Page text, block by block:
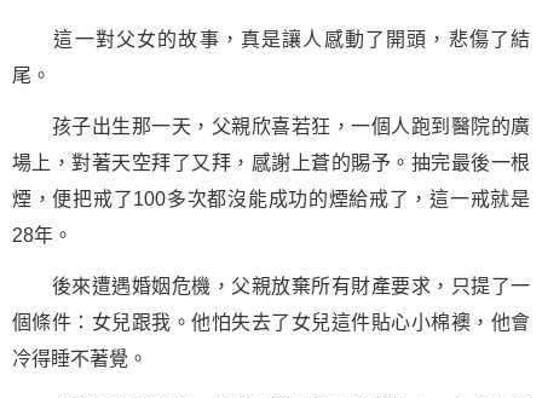
這一對父女的故事，真是讓人感動了開頭， 悲傷了結
尾。
孩子出生那一天，父親欣喜若狂，一個人跑到醫院的廣
場上，對著天空拜了又拜，感謝上蒼的賜予。抽完最後一根
煙，便把戒了100多次都沒能成功的煙給戒了，這一戒就是
28年。
後來遭遇婚姻危機，父親放棄所有財產要求，只提了一
個條件：女兒跟我。他怕失去了女兒這件貼心小棉襖，他會
冷得睡不著覺。